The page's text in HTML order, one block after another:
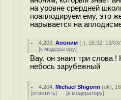
на уровне срердней
поаплодируем ему, это
нарывается на
4.203 ,Аноним (-), 16:32, 13/
[к модератору]
Вау, он знаит три слова
небось зарубежный
4.204 ,Michael Shigorin (ok),
[ответить] [к модератору]